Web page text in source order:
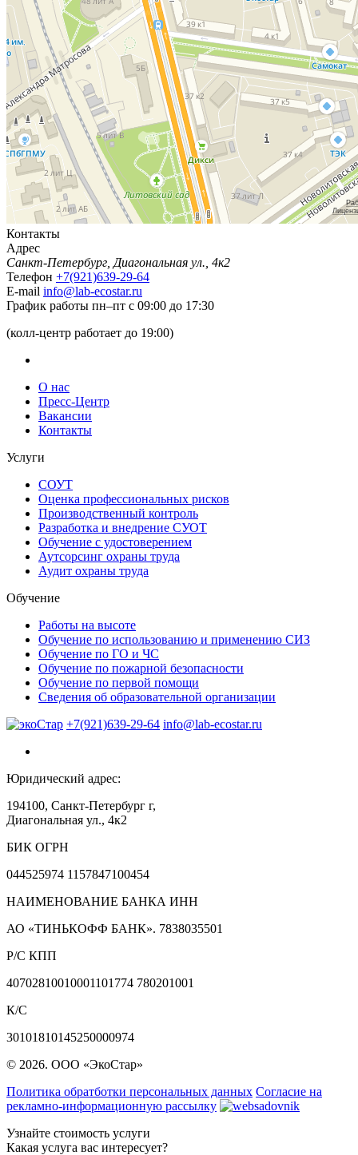
Контакты
Адрес
Санкт-Петербург, Диагональная ул., 4к2
Телефон +7(921)639-29-64
E-mail info@lab-ecostar.ru
График работы пн–пт с 09:00 до 17:30
(колл-центр работает до 19:00)
О нас
Пресс-Центр
Вакансии
Контакты
Услуги
СОУТ
Оценка профессиональных рисков
Производственный контроль
Разработка и внедрение СУОТ
Обучение с удостоверением
Аутсорсинг охраны труда
Аудит охраны труда
Обучение
Работы на высоте
Обучение по использованию и применению СИЗ
Обучение по ГО и ЧС
Обучение по пожарной безопасности
Обучение по первой помощи
Сведения об образовательной организации
+7(921)639-29-64 info@lab-ecostar.ru
Юридический адрес:
194100, Санкт-Петербург г,
Диагональная ул., 4к2
БИК ОГРН
044525974 1157847100454
НАИМЕНОВАНИЕ БАНКА ИНН
АО «ТИНЬКОФФ БАНК». 7838035501
Р/С КПП
40702810010001101774 780201001
К/С
30101810145250000974
© 2026. ООО «ЭкоСтар»
Политика обратботки персональных данных Согласие на
рекламно-информационную рассылку
Узнайте стоимость услуги
Какая услуга вас интересует?